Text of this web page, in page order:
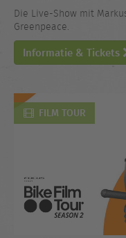
Die Live-Show mit
Greenpeace.
Informatie & Tickets
FILM TOUR